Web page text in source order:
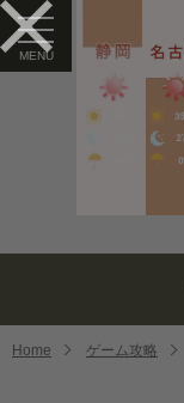
Home ゲーム攻略